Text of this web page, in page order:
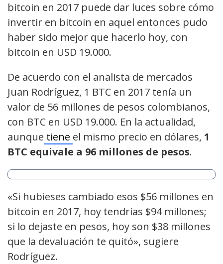
bitcoin en 2017 puede dar luces sobre cómo
invertir en bitcoin en aquel entonces pudo
haber sido mejor que hacerlo hoy, con
bitcoin en USD 19.000.
De acuerdo con el analista de mercados
Juan Rodríguez, 1 BTC en 2017 tenía un
valor de 56 millones de pesos colombianos,
con BTC en USD 19.000. En la actualidad,
aunque tiene el mismo precio en dólares, 1
BTC equivale a 96 millones de pesos.
«Si hubieses cambiado esos $56 millones en
bitcoin en 2017, hoy tendrías $94 millones;
si lo dejaste en pesos, hoy son $38 millones
que la devaluación te quitó», sugiere
Rodríguez.